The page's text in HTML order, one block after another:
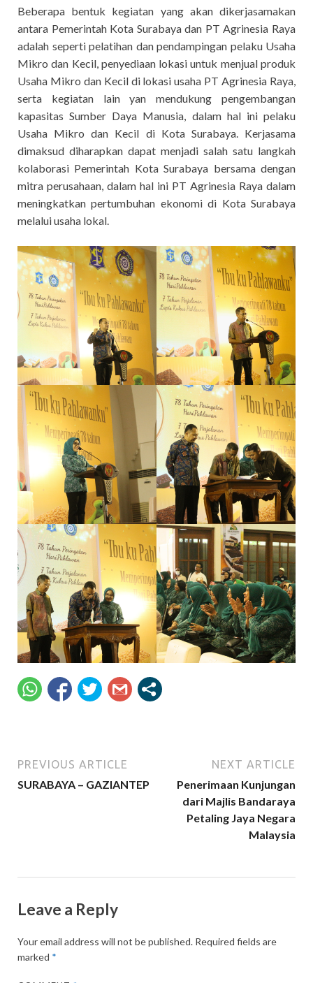
Beberapa bentuk kegiatan yang akan dikerjasamakan
antara Pemerintah Kota Surabaya dan PT Agrinesia Raya
adalah seperti pelatihan dan pendampingan pelaku Usaha
Mikro dan Kecil, penyediaan lokasi untuk menjual produk
Usaha Mikro dan Kecil di lokasi usaha PT Agrinesia Raya,
serta kegiatan lain yan mendukung pengembangan
kapasitas Sumber Daya Manusia, dalam hal ini pelaku
Usaha Mikro dan Kecil di Kota Surabaya. Kerjasama
dimaksud diharapkan dapat menjadi salah satu langkah
kolaborasi Pemerintah Kota Surabaya bersama dengan
mitra perusahaan, dalam hal ini PT Agrinesia Raya dalam
meningkatkan pertumbuhan ekonomi di Kota Surabaya
melalui usaha lokal.
PREVIOUS ARTICLE
SURABAYA – GAZIANTEP
NEXT ARTICLE
Penerimaan Kunjungan
dari Majlis Bandaraya
Petaling Jaya Negara
Malaysia
Leave a Reply
Your email address will not be published. Required fields are
marked *